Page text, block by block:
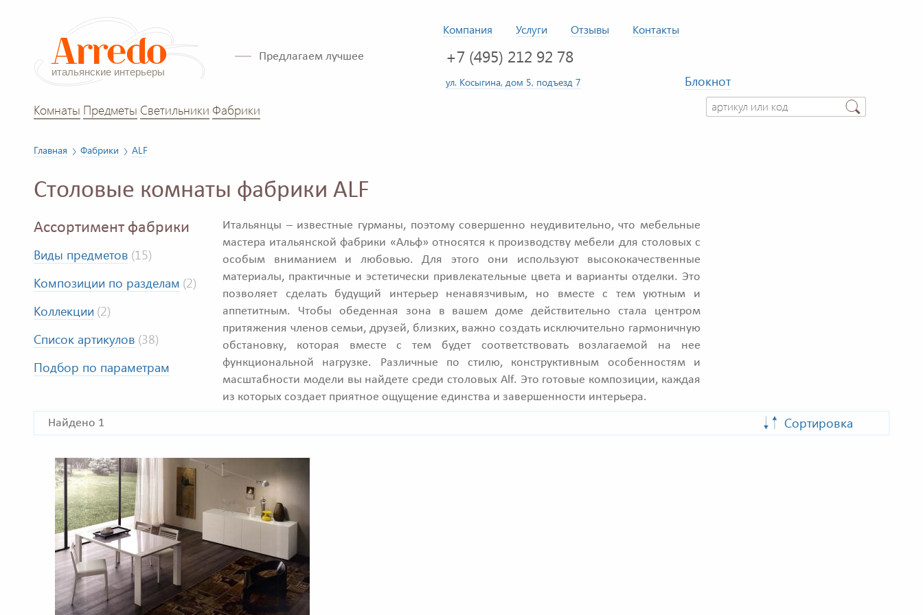
Компания Услуги Отзывы Контакты
Предлагаем лучшее +7 (495) 212 92 78
ул. Косыгина, дом 5, подъезд 7
Блокнот
Комнаты Предметы Светильники Фабрики
Главная Фабрики ALF
Столовые комнаты фабрики ALF
Ассортимент фабрики
Виды предметов (15)
Композиции по разделам (2)
Коллекции (2)
Список артикулов (38)
Подбор по параметрам
Итальянцы – известные гурманы, поэтому совершенно неудивительно, что мебельные
мастера итальянской фабрики «Альф» относятся к производству мебели для столовых с
особым вниманием и любовью. Для этого они используют высококачественные
материалы, практичные и эстетически привлекательные цвета и варианты отделки. Это
позволяет сделать будущий интерьер ненавязчивым, но вместе с тем уютным и
аппетитным. Чтобы обеденная зона в вашем доме действительно стала центром
притяжения членов семьи, друзей, близких, важно создать исключительно гармоничную
обстановку, которая вместе с тем будет соответствовать возлагаемой на нее
функциональной нагрузке. Различные по стилю, конструктивным особенностям и
масштабности модели вы найдете среди столовых Alf. Это готовые композиции, каждая
из которых создает приятное ощущение единства и завершенности интерьера.
Найдено 1
Сортировка